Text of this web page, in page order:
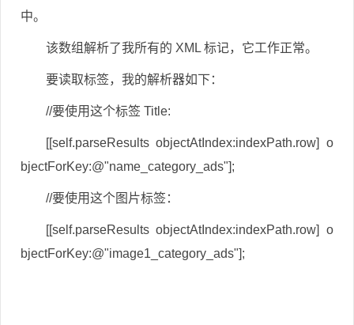
中。
该数组解析了我所有的 XML 标记，它工作正常。
要读取标签，我的解析器如下：
//要使用这个标签 Title:
[[self.parseResults objectAtIndex:indexPath.row] o
bjectForKey:@"name_category_ads"];
//要使用这个图片标签：
[[self.parseResults objectAtIndex:indexPath.row] o
bjectForKey:@"image1_category_ads"];